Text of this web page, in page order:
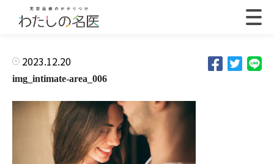
2023.12.20
img_intimate-area_006